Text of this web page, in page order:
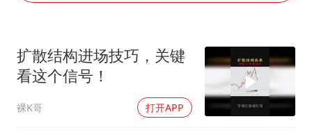
多地要求领导干部带头休假
对话重庆地铁吐血女孩
奋进开新局 实干挑大梁
扩散结构进场技巧，关键
看这个信号！
裸K哥 打开APP